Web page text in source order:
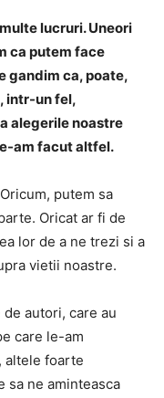
lucruri. Uneori
ca putem face
gandim ca, poate,
intr-un fel,
alegerile noastre
am facut altfel.
putem sa
Oricat ar fi de
lor de a ne trezi si a
vietii noastre.
autori, care au
care le-am
altele foarte
sa ne aminteasca